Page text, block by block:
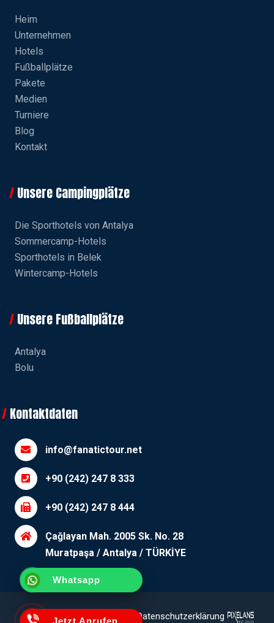
Whatsapp
Jetzt Anrufen
Heim
Unternehmen
Hotels
Fußballplätze
Pakete
Medien
Turniere
Blog
Kontakt
Unsere Campingplätze
Die Sporthotels von Antalya
Sommercamp-Hotels
Sporthotels in Belek
Wintercamp-Hotels
Unsere Fußballplätze
Antalya
Bolu
Kontaktdaten
info@fanatictour.net
+90 (242) 247 8 333
+90 (242) 247 8 444
Çağlayan Mah. 2005 Sk. No. 28
Muratpaşa / Antalya / TÜRKİYE
Erläuterungstext Cookie- Datenschutzerklärung